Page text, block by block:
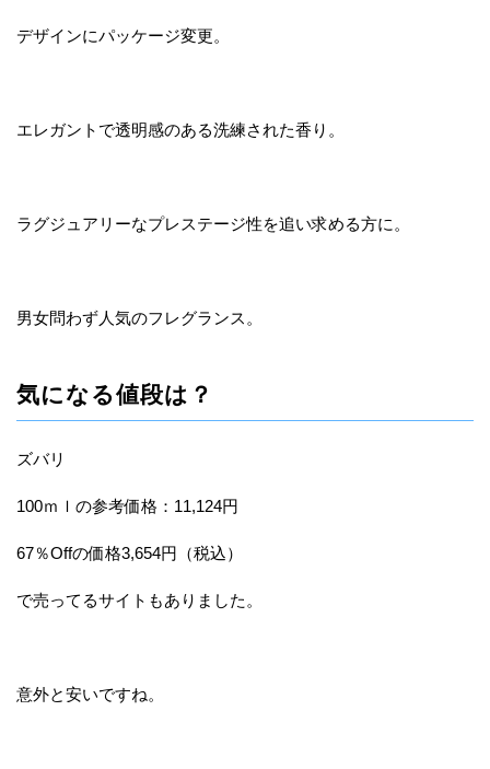
デザインにパッケージ変更。
エレガントで透明感のある洗練された香り。
ラグジュアリーなプレステージ性を追い求める方に。
男女問わず人気のフレグランス。
気になる値段は？
ズバリ
100ｍｌの参考価格：11,124円
67％Offの価格3,654円（税込）
で売ってるサイトもありました。
意外と安いですね。